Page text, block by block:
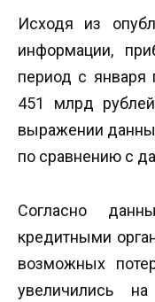
Исходя из
информации,
период с января
451 млрд
выражении
по сравнению с
Согласно
кредитными
возможных
увеличились